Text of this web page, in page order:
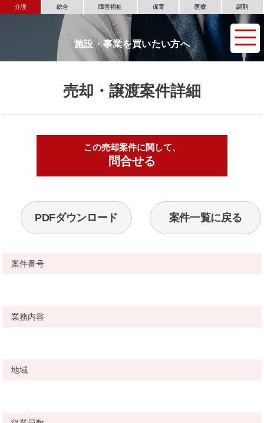
介護 総合 障害福祉 保育 医療 調剤
施設・事業を買いたい方へ
売却・譲渡案件詳細
この売却案件に関して、
問合せる
PDFダウンロード 案件一覧に戻る
案件番号
業務内容
地域